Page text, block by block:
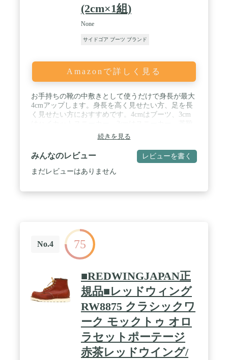
(2cm×1組)
None
サイドゴア ブーツ ブランド
Amazonで詳しく見る
お手持ちの靴の中敷きとして使うだけで身長が最大
4cmアップします。身長を高く見せたい方、足を長
く見せたい方におすすめです。4cmはブーツ、3cm
などをご使用ください。 / 仕事やプライベート、ス
ポーツで活躍するアクティブな方に多く使用して頂
いています。ブーツやハイカットシューズ、革靴、
スニーカーなどにご使用頂けます。※ハイヒール、
パンプスなどには適しません。 / 男女兼用です。イ
ただけます。
続きを見る
みんなのレビュー レビューを書く
まだレビューはありません
No.4 75
■REDWINGJAPAN正
規品■レッドウィング
RW8875 クラシックワ
ーク モックトゥ オロ
ラセットポーテージ
赤茶レッドウイング/